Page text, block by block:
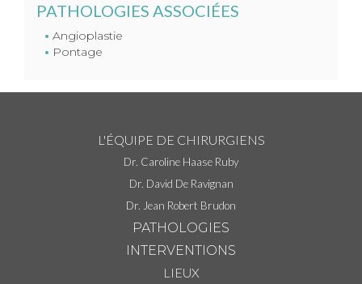
PATHOLOGIES ASSOCIÉES
Angioplastie
Pontage
L'ÉQUIPE DE CHIRURGIENS
Dr. Caroline Haase Ruby
Dr. David De Ravignan
Dr. Jean Robert Brudon
PATHOLOGIES
INTERVENTIONS
LIEUX